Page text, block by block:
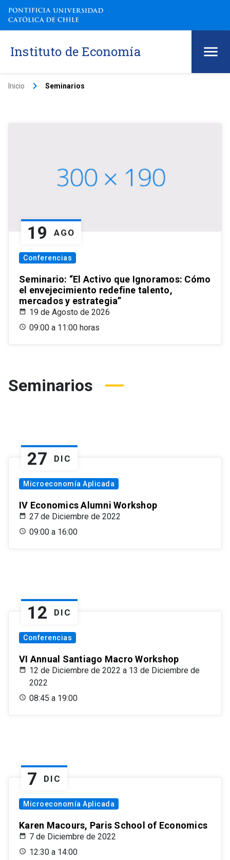
Instituto de Economía
Inicio keyboard_arrow_right Seminarios
19 AGO
Conferencias
Seminario: “El Activo que Ignoramos: Cómo
el envejecimiento redefine talento,
mercados y estrategia”
19 de Agosto de 2026
09:00 a 11:00 horas
Seminarios
27 DIC
Microeconomía Aplicada
IV Economics Alumni Workshop
27 de Diciembre de 2022
09:00 a 16:00
12 DIC
Conferencias
VI Annual Santiago Macro Workshop
12 de Diciembre de 2022 a 13 de Diciembre de
2022
08:45 a 19:00
7 DIC
Microeconomía Aplicada
Karen Macours, Paris School of Economics
7 de Diciembre de 2022
12:30 a 14:00